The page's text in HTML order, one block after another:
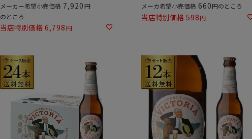
メーカー希望小売価格 7,920
のところ
当店特別価格 6,798
メーカ希望小売価格 660 のところ
当店特別価格 598